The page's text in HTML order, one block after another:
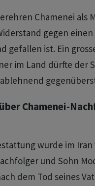
Chamenei als
gegen
gefallen ist. Ein
im Land dürfte der
Chamenei-
wurde im
und Sohn
dem Tod seines